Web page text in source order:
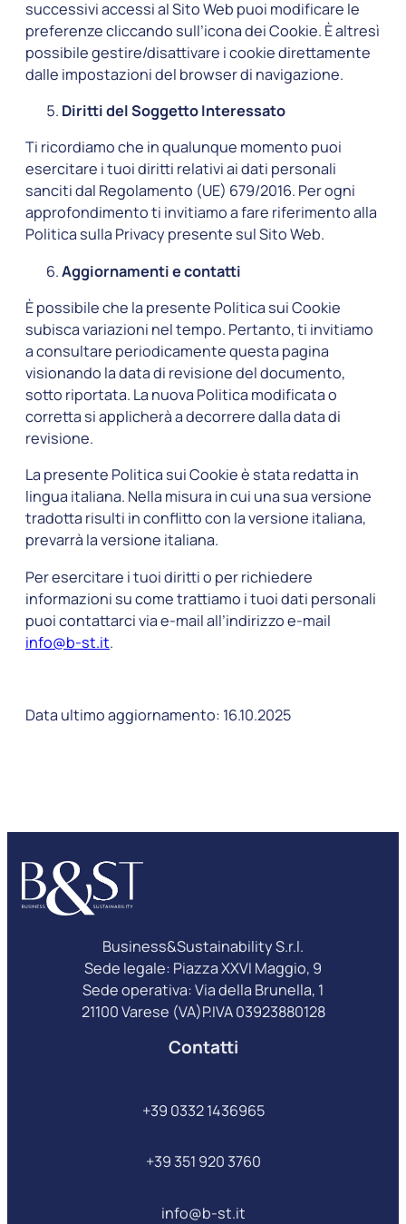
successivi accessi al Sito Web puoi modificare le
preferenze cliccando sull’icona dei Cookie. È altresì
possibile gestire/disattivare i cookie direttamente
dalle impostazioni del browser di navigazione.
Diritti del Soggetto Interessato
Ti ricordiamo che in qualunque momento puoi
esercitare i tuoi diritti relativi ai dati personali
sanciti dal Regolamento (UE) 679/2016. Per ogni
approfondimento ti invitiamo a fare riferimento alla
Politica sulla Privacy presente sul Sito Web.
Aggiornamenti e contatti
È possibile che la presente Politica sui Cookie
subisca variazioni nel tempo. Pertanto, ti invitiamo
a consultare periodicamente questa pagina
visionando la data di revisione del documento,
sotto riportata. La nuova Politica modificata o
corretta si applicherà a decorrere dalla data di
revisione.
La presente Politica sui Cookie è stata redatta in
lingua italiana. Nella misura in cui una sua versione
tradotta risulti in conflitto con la versione italiana,
prevarrà la versione italiana.
Per esercitare i tuoi diritti o per richiedere
informazioni su come trattiamo i tuoi dati personali
puoi contattarci via e-mail all’indirizzo e-mail
info@b-st.it.
Data ultimo aggiornamento: 16.10.2025
Business&Sustainability S.r.l.
Sede legale: Piazza XXVI Maggio, 9
Sede operativa: Via della Brunella, 1
21100 Varese (VA)P.IVA 03923880128
Contatti
+39 0332 1436965
+39 351 920 3760
info@b-st.it